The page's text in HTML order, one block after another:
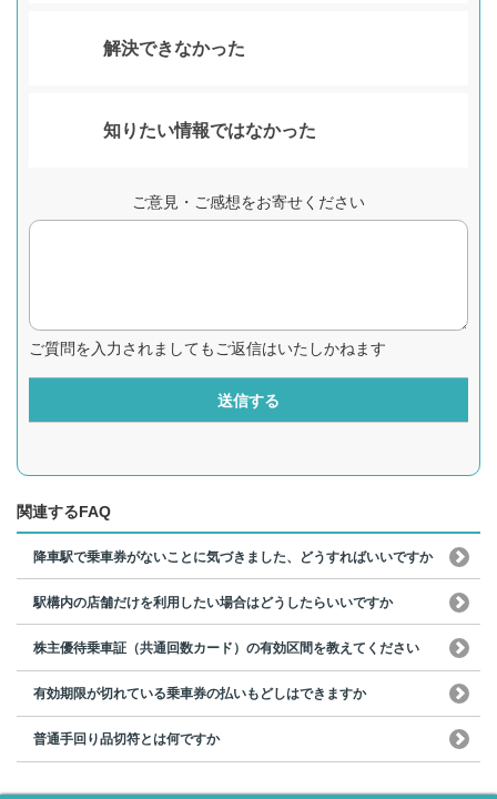
解決できなかった
知りたい情報ではなかった
ご意見・ご感想をお寄せください
ご質問を入力されましてもご返信はいたしかねます
送信する
関連するFAQ
降車駅で乗車券がないことに気づきました、どうすればいいですか
駅構内の店舗だけを利用したい場合はどうしたらいいですか
株主優待乗車証（共通回数カード）の有効区間を教えてください
有効期限が切れている乗車券の払いもどしはできますか
普通手回り品切符とは何ですか